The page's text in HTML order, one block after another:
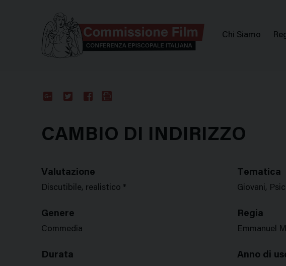
Menu
Chi Siamo
CAMBIO DI INDIRIZZO
Valutazione
Discutibile, realistico *
Tematica
Giovani,
Genere
Commedia
Regia
Emmanuel
Durata Anno di